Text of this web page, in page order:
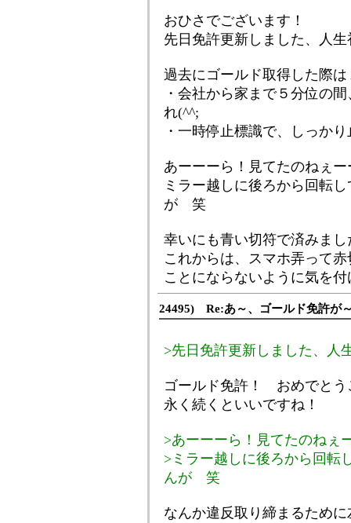
おひさでございます！
先日免許更新しました、人
過去にゴールド取得した際
・会社から家まで５分位の
れ(^^;
・一時停止標識で、しっか
あーーーら！見てたのねぇー
ミラー越しに後ろから回転
が 笑
幸いにも青い切符で済みまし
これからは、スマホ弄って
ことにならないように気を
24495) Re:あ～、ゴールド免許が
>先日免許更新しました、人
ゴールド免許！ おめでとう
永く続くといいですね！
>あーーーら！見てたのねぇ
>ミラー越しに後ろから回転
んが 笑
なんか違反取り締まるため